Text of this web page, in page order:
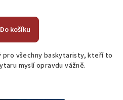
Do košíku
pro všechny baskytaristy, kteří to
myslí opravdu vážně.